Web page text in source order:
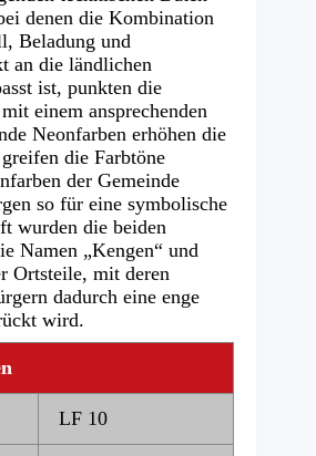
denen die Kombination
Beladung und
an die ländlichen
ist, punkten die
einem ansprechenden
Neonfarben erhöhen die
die Farbtöne
der Gemeinde
so für eine symbolische
wurden die beiden
Namen „Kengen“ und
Ortsteile, mit deren
dadurch eine enge
wird.
LF 10